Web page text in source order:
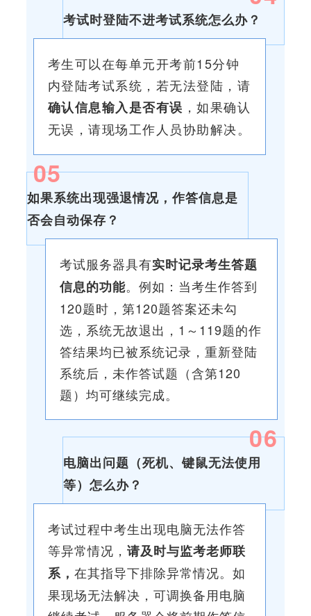
考试时登陆不进考试系统怎么办？
考生可以在每单元开考前15分钟
内登陆考试系统，若无法登陆，请
确认信息输入是否有误 ，如果确认
无误，请现场工作人员协助解决。
05
如果系统出现强退情况，作答信息是
否会自动保存？
考试服务器具有实时记录考生答题
信息的功能。例如：当考生作答到
120题时，第120题答案还未勾
选，系统无故退出，1～119题的作
答结果均已被系统记录，重新登陆
系统后，未作答试题（含第120
题）均可继续完成。
06
电脑出问题（死机、键鼠无法使用
等）怎么办？
考试过程中考生出现电脑无法作答
等异常情况， 请及时与监考老师联
系， 在其指导下排除异常情况。如
果现场无法解决，可调换备用电脑